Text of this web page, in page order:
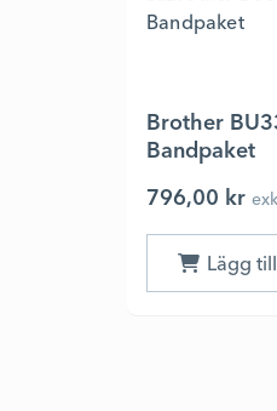
Brother
Bandpaket
796,00 kr